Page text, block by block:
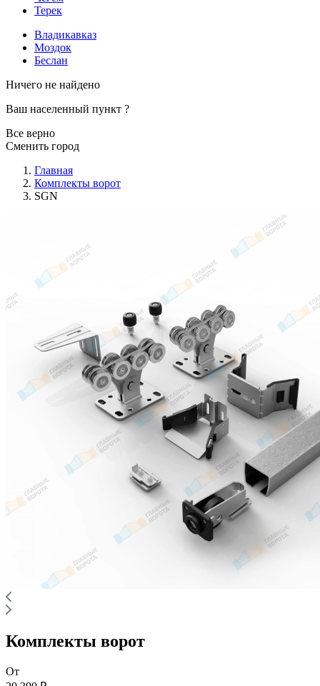
Терек
Владикавказ
Моздок
Беслан
Ничего не найдено
Ваш населенный пункт ?
Все верно
Сменить город
Главная
Комплекты ворот
SGN
Комплекты ворот
От